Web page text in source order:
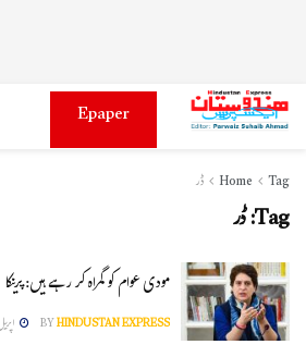
Epaper
Home Tag ڈر
Tag:ڈر
مودی عوام کو گمراہ کر رہے ہیں: پرینکا
BYHINDUSTAN EXPRESS اپریل